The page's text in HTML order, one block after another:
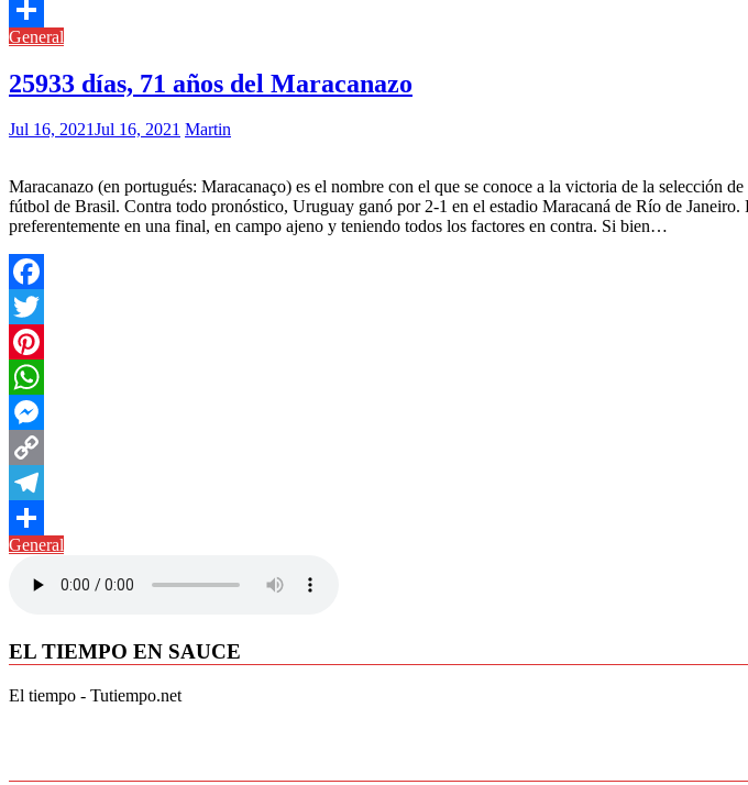
Link
Telegram
Compartir
General
25933 días, 71 años del Maracanazo
Jul 16, 2021Jul 16, 2021 Martin
Maracanazo (en portugués: Maracanaço) es el nombre con el que se conoce a la victoria de la
fútbol de Brasil. Contra todo pronóstico, Uruguay ganó por 2-1 en el estadio Maracaná de Río de
preferentemente en una final, en campo ajeno y teniendo todos los factores en contra. Si bien…
Facebook
Twitter
Pinterest
WhatsApp
Messenger
Copy
Link
Telegram
Compartir
General
EL TIEMPO EN SAUCE
El tiempo - Tutiempo.net